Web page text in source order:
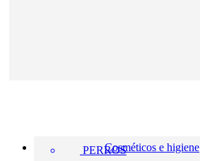
Cosméticos e higiene
PERROS